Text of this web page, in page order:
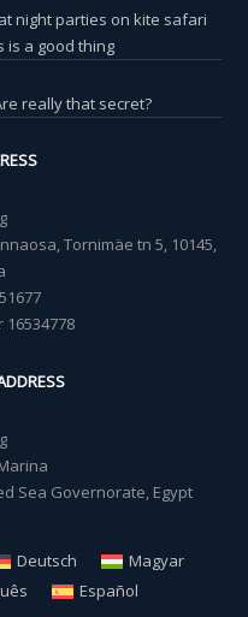
night parties on kite safari
is a good thing
really that secret?
Tornimäe tn 5, 10145,
16534778
Sea Governorate, Egypt
Deutsch
Magyar
Español